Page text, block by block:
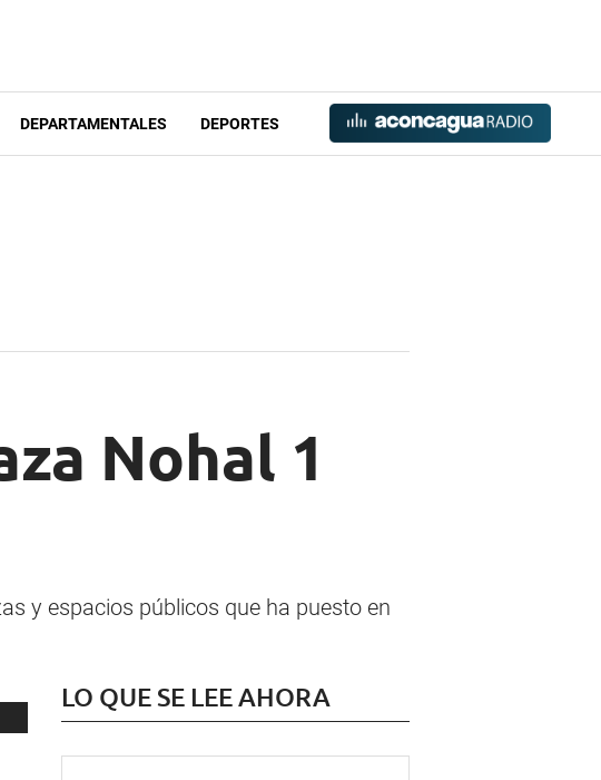
DEPARTAMENTALES DEPORTES
Nohal 1
y espacios públicos que ha puesto en
LO QUE SE LEE AHORA